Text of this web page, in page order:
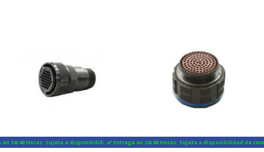
24/48 Horas. Sujeta a disponibilidad de componentesEntrega en 24/48 Horas. Sujeta a disponibilidad de